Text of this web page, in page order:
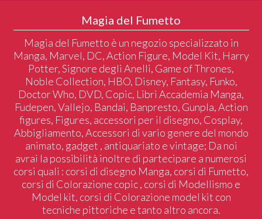
Magia del Fumetto
Magia del Fumetto è un negozio specializzato in
Manga, Marvel, DC, Action Figure, Model Kit, Harry
Potter, Signore degli Anelli, Game of Thrones,
Noble Collection, HBO, Disney, Fantasy, Funko,
Doctor Who, DVD, Copic, Libri Accademia Manga,
Fudepen, Vallejo, Bandai, Banpresto, Gunpla, Action
figures, Figures, accessori per il disegno, Cosplay,
Abbigliamento, Accessori di vario genere del mondo
animato, gadget , antiquariato e vintage; Da noi
avrai la possibilità inoltre di partecipare a numerosi
corsi quali : corsi di disegno Manga, corsi di Fumetto,
corsi di Colorazione copic , corsi di Modellismo e
Model kit, corsi di Colorazione model kit con
tecniche pittoriche e tanto altro ancora.